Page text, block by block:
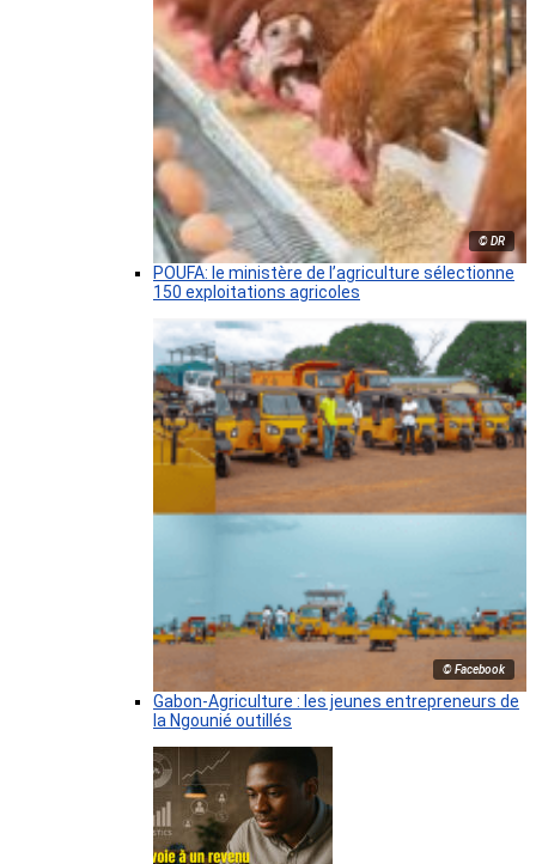
© DR
POUFA: le ministère de l’agriculture sélectionne
150 exploitations agricoles
© Facebook
Gabon-Agriculture : les jeunes entrepreneurs de
la Ngounié outillés